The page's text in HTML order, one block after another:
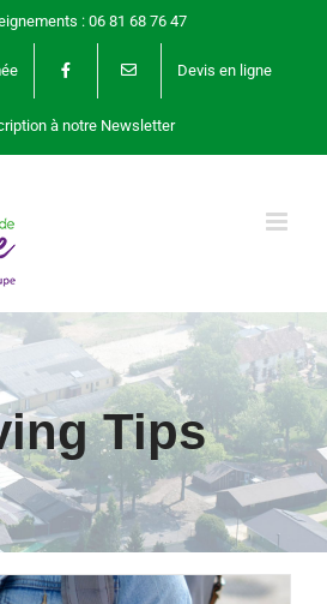
: 06 81 68 76 47
Devis en ligne
à notre Newsletter
Tips